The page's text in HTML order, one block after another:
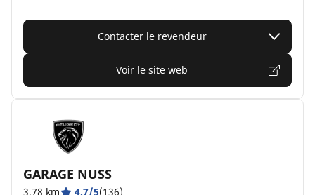
Contacter le revendeur
Voir le site web
GARAGE NUSS
3.78 km 4.7/5(136)